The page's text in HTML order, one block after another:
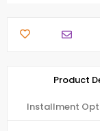
Product
Installment